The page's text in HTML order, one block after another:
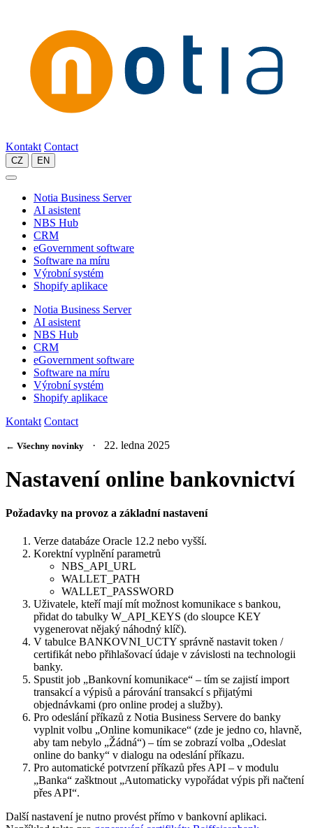
Kontakt Contact
CZ EN
Notia Business Server
AI asistent
NBS Hub
CRM
eGovernment software
Software na míru
Výrobní systém
Shopify aplikace
Notia Business Server
AI asistent
NBS Hub
CRM
eGovernment software
Software na míru
Výrobní systém
Shopify aplikace
Kontakt Contact
← Všechny novinky · 22. ledna 2025
Nastavení online bankovnictví
Požadavky na provoz a základní nastavení
Verze databáze Oracle 12.2 nebo vyšší.
Korektní vyplnění parametrů
NBS_API_URL
WALLET_PATH
WALLET_PASSWORD
Uživatele, kteří mají mít možnost komunikace s bankou,
přidat do tabulky W_API_KEYS (do sloupce KEY
vygenerovat nějaký náhodný klíč).
V tabulce BANKOVNI_UCTY správně nastavit token /
certifikát nebo přihlašovací údaje v závislosti na technologii
banky.
Spustit job „Bankovní komunikace“ – tím se zajistí import
transakcí a výpisů a párování transakcí s přijatými
objednávkami (pro online prodej a služby).
Pro odeslání příkazů z Notia Business Servere do banky
vyplnit volbu „Online komunikace“ (zde je jedno co, hlavně,
aby tam nebylo „Žádná“) – tím se zobrazí volba „Odeslat
online do banky“ v dialogu na odeslání příkazu.
Pro automatické potvrzení příkazů přes API – v modulu
„Banka“ zašktnout „Automaticky vypořádat výpis při načtení
přes API“.
Další nastavení je nutno provést přímo v bankovní aplikaci.